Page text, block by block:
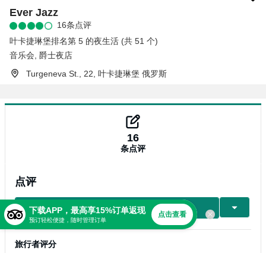
Ever Jazz
16条点评
叶卡捷琳堡排名第 5 的夜生活 (共 51 个)
音乐会 爵士夜店
Turgeneva St., 22, 叶卡捷琳堡 俄罗斯
16
条点评
点评
写点评
旅行者评分
下载APP，最高享15%订单返现
预订轻松便捷，随时管理订单
点击查看